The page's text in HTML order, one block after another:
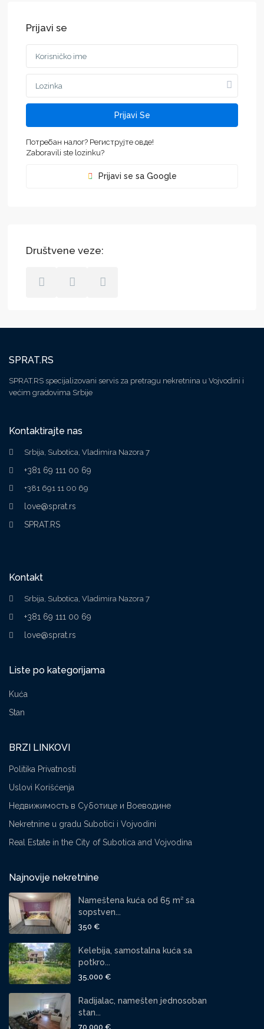
Prijavi se
Prijavi Se
Потребан налог? Региструјте овде!
Zaboravili ste lozinku?
Prijavi se sa Google
Društvene veze:
SPRAT.RS
SPRAT.RS specijalizovani servis za pretragu nekretnina u Vojvodini i
većim gradovima Srbije
Kontaktirajte nas
Srbija, Subotica, Vladimira Nazora 7
+381 69 111 00 69
+381 691 11 00 69
love@sprat.rs
SPRAT.RS
Kontakt
Srbija, Subotica, Vladimira Nazora 7
+381 69 111 00 69
love@sprat.rs
Liste po kategorijama
Kuća
Stan
BRZI LINKOVI
Politika Privatnosti
Uslovi Korišćenja
Недвижимость в Суботице и Воеводине
Nekretnine u gradu Subotici i Vojvodini
Real Estate in the City of Subotica and Vojvodina
Najnovije nekretnine
Nameštena kuća od 65 m² sa
sopstven...
350 €
Kelebija, samostalna kuća sa
potkro...
35,000 €
Radijalac, namešten jednosoban
stan...
70,000 €